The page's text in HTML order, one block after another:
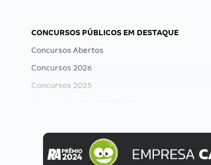
CONCURSOS PÚBLICOS EM DESTAQUE
Concursos Abertos
Concursos 2026
Concursos 2025
Concurso MPU
Editais publicados